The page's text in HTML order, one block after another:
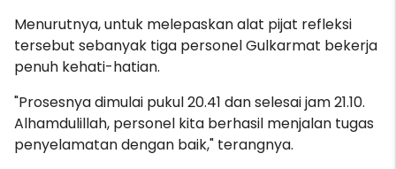
Menurutnya, untuk melepaskan alat pijat refleksi
tersebut sebanyak tiga personel Gulkarmat bekerja
penuh kehati-hatian.
"Prosesnya dimulai pukul 20.41 dan selesai jam 21.10.
Alhamdulillah, personel kita berhasil menjalan tugas
penyelamatan dengan baik," terangnya.